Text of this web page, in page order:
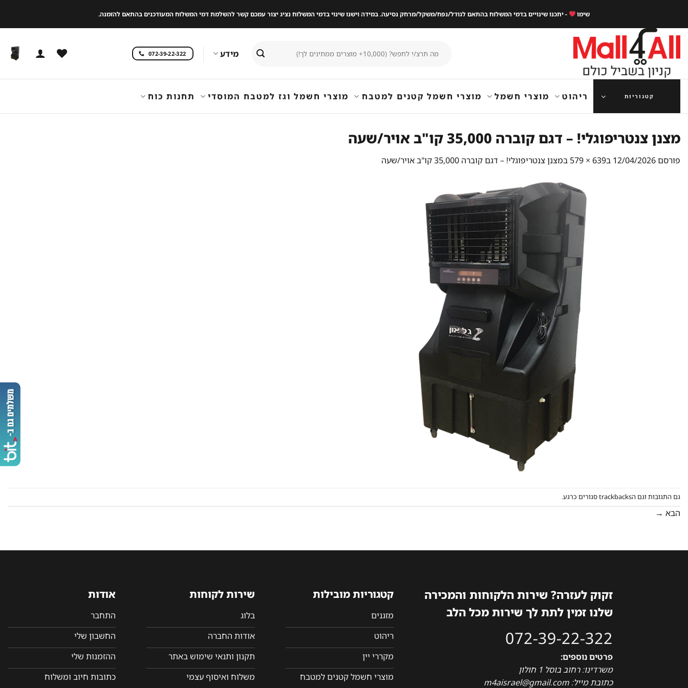
content
שימו - יתכנו שינויים בדמי המשלוח בהתאם לגודל/נפח/משקל/מרחק נסיעה. במידה וישנו שינוי בדמי המשלוח נציג יצור עמכם קשר להשלמת דמי המשלוח המעודכנים בהתאם להזמנה.
עבור:
מידע 072-39-22-322
קטגוריות ריהוט מוצרי חשמל מוצרי חשמל קטנים למטבח מוצרי חשמל וגז למטבח המוסדי תחנות כוח
מצנן צנטריפוגלי! – דגם קוברה 35,000 קו"ב אויר/שעה
פורסם12/04/2026 ב639 × 579 במצנן צנטריפוגלי! – דגם קוברה 35,000 קו"ב אויר/שעה
גם התגובות וגם הtrackbacks סגורים כרגע.
הבא →
זקוק לעזרה? שירות הלקוחות והמכירה
שלנו זמין לתת לך שירות מכל הלב
072-39-22-322
פרטים נוספים:
משרדינו: רחוב בוסל 1 חולון
כתובת מייל: m4aisrael@gmail.com
קטגוריות מובילות
מזגנים
ריהוט
מקררי יין
מוצרי חשמל קטנים למטבח
שירות לקוחות
בלוג
אודות החברה
תקנון ותנאי שימוש באתר
משלוח ואיסוף עצמי
אודות
התחבר
החשבון שלי
ההזמנות שלי
כתובות חיוב ומשלוח